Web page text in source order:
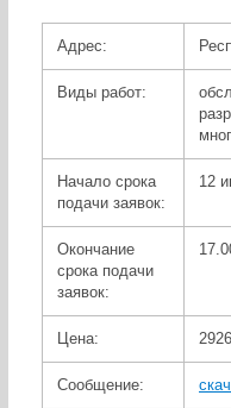
Адрес:
Виды работ:
Начало срока
подачи заявок:
12
Окончание
срока подачи
заявок:
Цена:
Сообщение: